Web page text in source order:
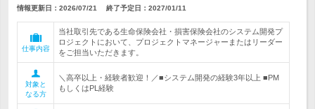
情報更新日：2026/07/21 終了予定日： 2027/01/11
仕事内容
当社取引先である生命保険会社・損害保険会社のシステム開発プ
ロジェクトにおいて、プロジェクトマネージャーまたはリーダー
をご担当いただきます。
対象と
なる方
＼高卒以上・経験者歓迎！／■システム開発の経験3年以上 ■PM
もしくはPL経験